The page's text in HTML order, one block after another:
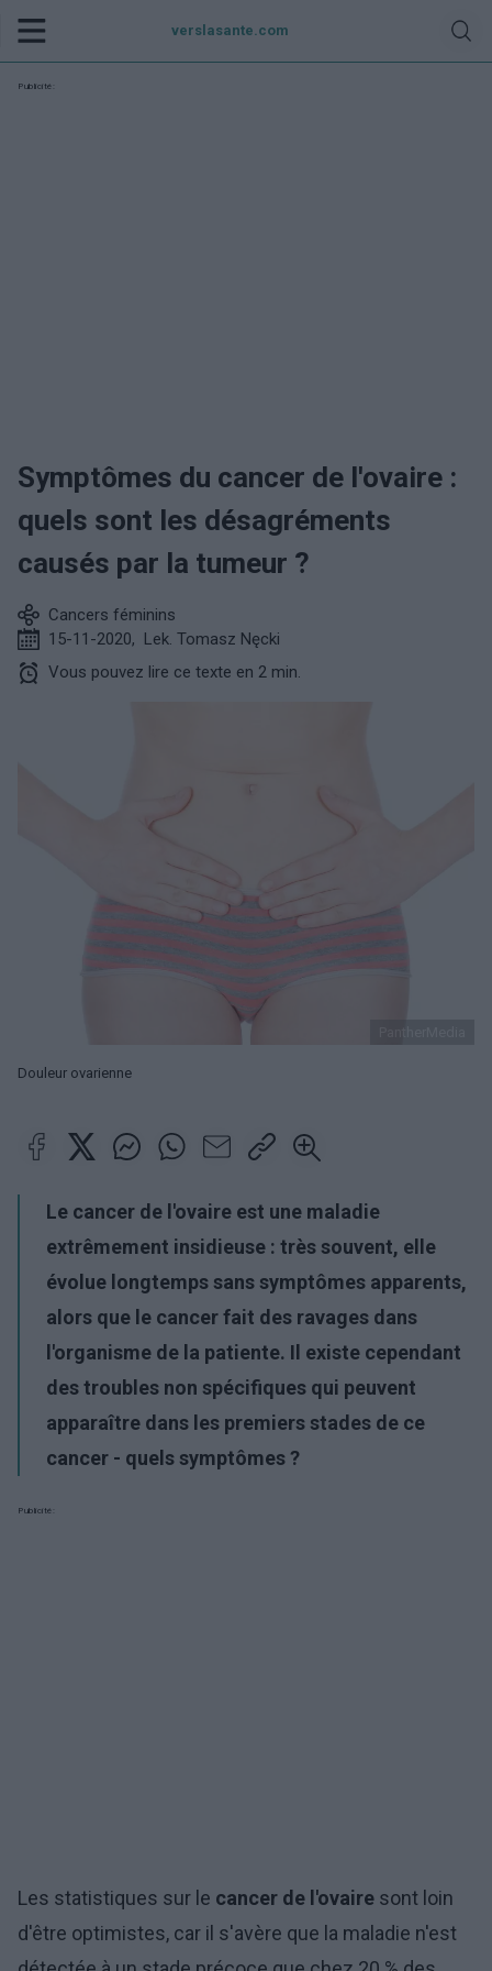
verslasante.com
Publicité:
Symptômes du cancer de l'ovaire :
quels sont les désagréments
causés par la tumeur ?
Cancers féminins
15-11-2020, Lek. Tomasz Nęcki
Vous pouvez lire ce texte en 2 min.
Douleur ovarienne
Le cancer de l'ovaire est une maladie
extrêmement insidieuse : très souvent, elle
évolue longtemps sans symptômes apparents,
alors que le cancer fait des ravages dans
l'organisme de la patiente. Il existe cependant
des troubles non spécifiques qui peuvent
apparaître dans les premiers stades de ce
cancer - quels symptômes ?
Publicité:
Les statistiques sur le cancer de l'ovaire sont loin
d'être optimistes, car il s'avère que la maladie n'est